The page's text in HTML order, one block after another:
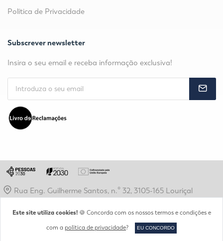
Política de Privacidade
Subscrever newsletter
Insira o seu email e receba informação exclusiva!
Rua Eng. Guilherme Santos, n.º 32, 3105-165 Louriçal
Este site utiliza cookies!🍪 Concorda com os nossos termos e condições e
com a política de privacidade? EU CONCORDO